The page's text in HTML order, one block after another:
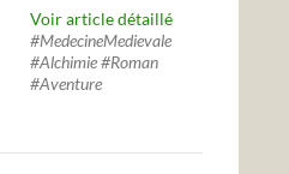
Voir article détaillé
#MedecineMedievale
#Alchimie #Roman
#Aventure